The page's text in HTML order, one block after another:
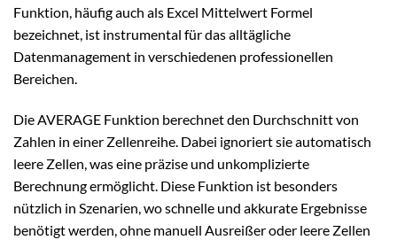
Funktion, häufig auch als Excel Mittelwert Formel
bezeichnet, ist instrumental für das alltägliche
Datenmanagement in verschiedenen professionellen
Bereichen.
Die AVERAGE Funktion berechnet den Durchschnitt von
Zahlen in einer Zellenreihe. Dabei ignoriert sie automatisch
leere Zellen, was eine präzise und unkomplizierte
Berechnung ermöglicht. Diese Funktion ist besonders
nützlich in Szenarien, wo schnelle und akkurate Ergebnisse
benötigt werden, ohne manuell Ausreißer oder leere Zellen